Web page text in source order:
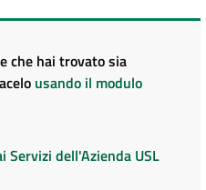
che hai trovato sia
usando il modulo
Servizi dell'Azienda USL